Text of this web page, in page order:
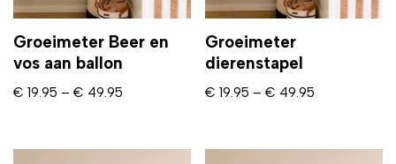
Groeimeter Beer en
vos aan ballon
€ 19.95 – € 49.95
Groeimeter
dierenstapel
€ 19.95 –€ 49.95